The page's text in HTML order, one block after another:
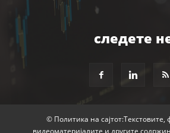
следете
© Политика на сајтот:Текстовите,